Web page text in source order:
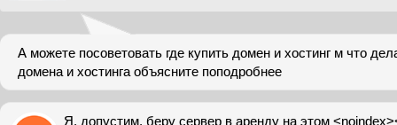
А можете посоветовать где купить домен и хостинг м что
домена и хостинга объясните поподробнее
Я, допустим, беру сервер в аренду на этом